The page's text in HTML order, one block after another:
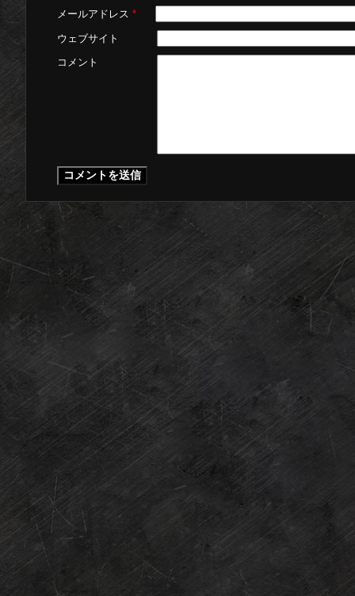
メールアドレス *
ウェブサイト
コメント